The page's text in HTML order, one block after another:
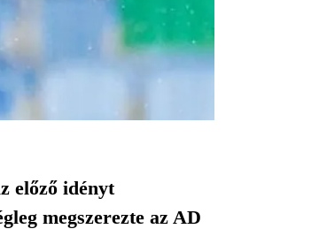
előző idényt
megszerezte az AD